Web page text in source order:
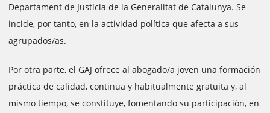
Departament de Justícia de la Generalitat de Catalunya. Se
incide, por tanto, en la actividad política que afecta a sus
agrupados/as.
Por otra parte, el GAJ ofrece al abogado/a joven una formación
práctica de calidad, continua y habitualmente gratuita y, al
mismo tiempo, se constituye, fomentando su participación, en